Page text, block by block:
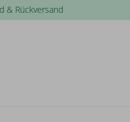
& Rückversand